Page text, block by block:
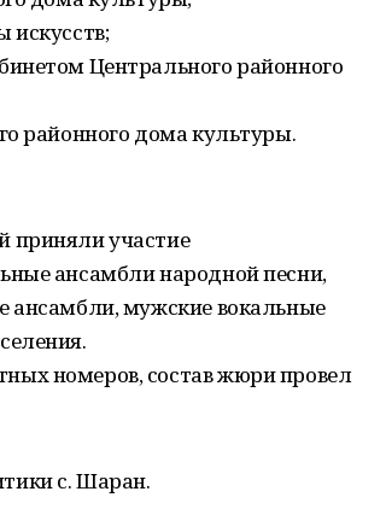
Центрального районного
районного дома культуры.
приняли участие
ансамбли народной песни,
ансамбли, мужские вокальные
номеров, состав жюри провел
с. Шаран.